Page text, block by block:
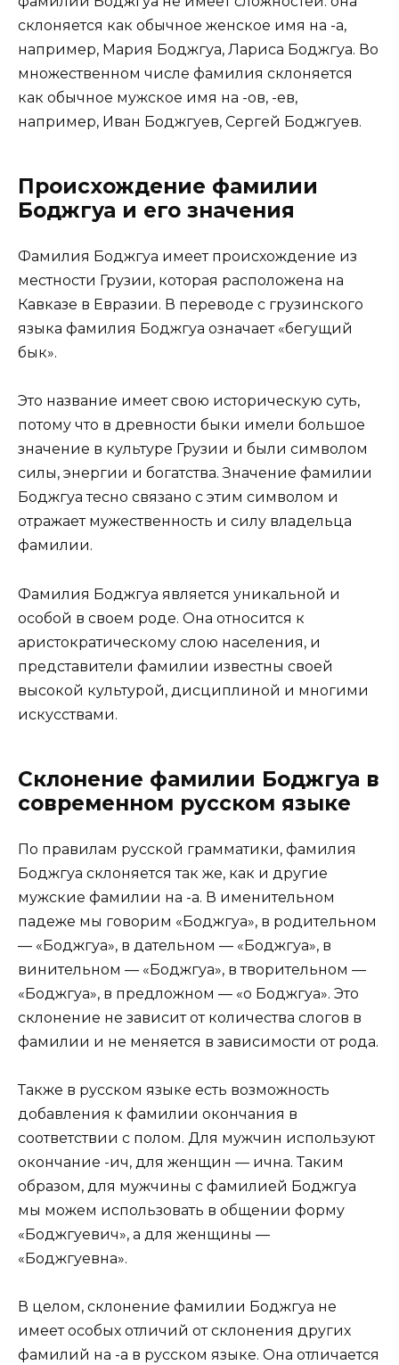
склоняется как обычное женское имя на -а,
например, Мария Боджгуа, Лариса Боджгуа. Во
множественном числе фамилия склоняется
как обычное мужское имя на -ов, -ев,
например, Иван Боджгуев, Сергей Боджгуев.
Происхождение фамилии
Боджгуа и его значения
Фамилия Боджгуа имеет происхождение из
местности Грузии, которая расположена на
Кавказе в Евразии. В переводе с грузинского
языка фамилия Боджгуа означает «бегущий
бык».
Это название имеет свою историческую суть,
потому что в древности быки имели большое
значение в культуре Грузии и были символом
силы, энергии и богатства. Значение фамилии
Боджгуа тесно связано с этим символом и
отражает мужественность и силу владельца
фамилии.
Фамилия Боджгуа является уникальной и
особой в своем роде. Она относится к
аристократическому слою населения, и
представители фамилии известны своей
высокой культурой, дисциплиной и многими
искусствами.
Склонение фамилии Боджгуа в
современном русском языке
По правилам русской грамматики, фамилия
Боджгуа склоняется так же, как и другие
мужские фамилии на -а. В именительном
падеже мы говорим «Боджгуа», в родительном
— «Боджгуа», в дательном — «Боджгуа», в
винительном — «Боджгуа», в творительном —
«Боджгуа», в предложном — «о Боджгуа». Это
склонение не зависит от количества слогов в
фамилии и не меняется в зависимости от рода.
Также в русском языке есть возможность
добавления к фамилии окончания в
соответствии с полом. Для мужчин используют
окончание -ич, для женщин — ична. Таким
образом, для мужчины с фамилией Боджгуа
мы можем использовать в общении форму
«Боджгуевич», а для женщины —
«Боджгуевна».
В целом, склонение фамилии Боджгуа не
имеет особых отличий от склонения других
фамилий на -а в русском языке. Она отличается